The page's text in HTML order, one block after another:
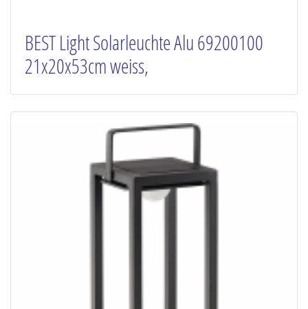
BEST Light Solarleuchte Alu 69200100
21x20x53cm weiss,